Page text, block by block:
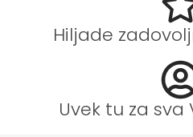
Hiljade
Uvek tu za